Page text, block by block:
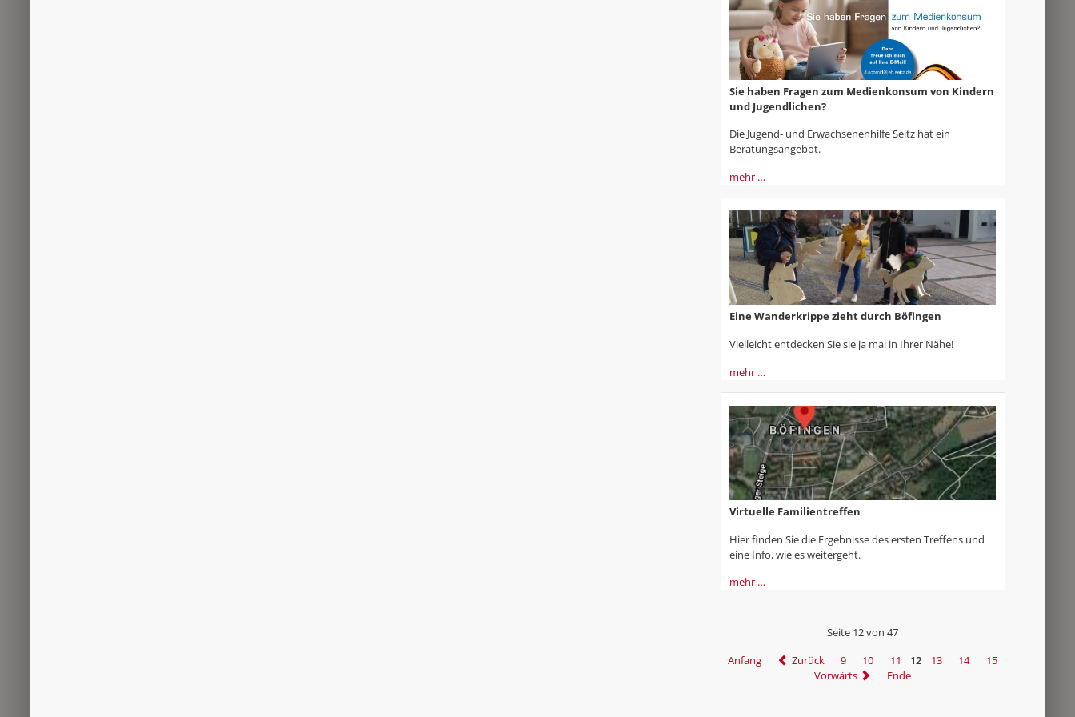
Sie haben Fragen zum Medienkonsum von Kindern
und Jugendlichen?
Die Jugend- und Erwachsenenhilfe Seitz hat ein
Beratungsangebot.
mehr …
Eine Wanderkrippe zieht durch Böfingen
Vielleicht entdecken Sie sie ja mal in Ihrer Nähe!
mehr …
Virtuelle Familientreffen
Hier finden Sie die Ergebnisse des ersten Treffens und
eine Info, wie es weitergeht.
mehr …
Seite 12 von 47
Anfang
Zurück 9 10 11 12 13 14
15
Vorwärts
Ende